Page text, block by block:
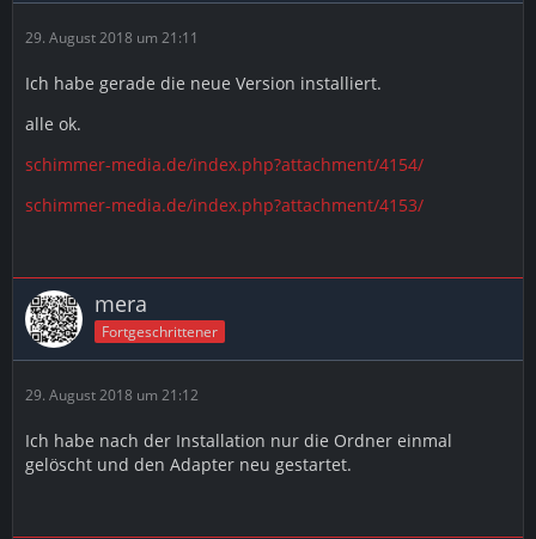
29. August 2018 um 21:11
Ich habe gerade die neue Version installiert.
alle ok.
schimmer-media.de/index.php?attachment/4154/
schimmer-media.de/index.php?attachment/4153/
mera
Fortgeschrittener
29. August 2018 um 21:12
Ich habe nach der Installation nur die Ordner einmal
gelöscht und den Adapter neu gestartet.